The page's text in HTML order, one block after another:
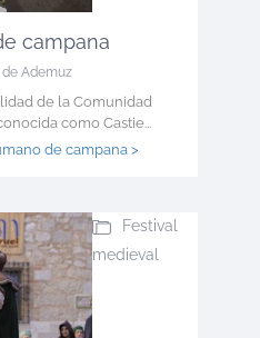
campana
de Ademuz
de la Comunidad
como Castie...
de campana >
Festival
medieval